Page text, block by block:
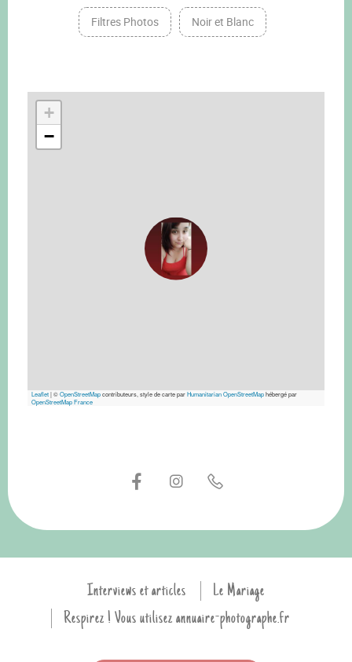
Filtres Photos Noir et Blanc
+
−
Leaflet|©OpenStreetMapcontributeurs, style de carte parHumanitarian OpenStreetMaphébergé par
OpenStreetMap France
Interviews et articles
Le Mariage
Respirez ! Vous utilisez annuaire-photographe.fr